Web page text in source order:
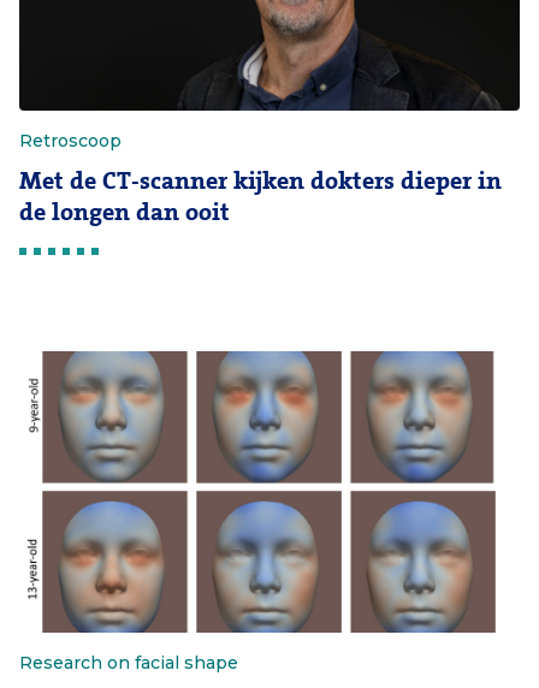
Retroscoop
Met de CT-scanner kijken dokters dieper in
de longen dan ooit
Research on facial shape